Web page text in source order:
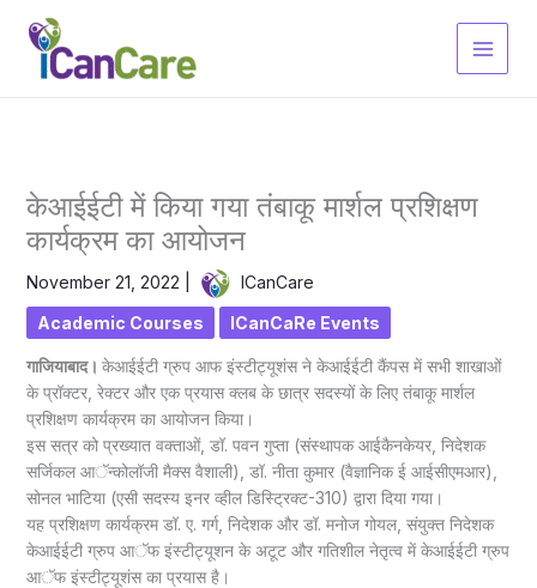
content
केआईईटी में किया गया तंबाकू मार्शल प्रशिक्षण
कार्यक्रम का आयोजन
November 21, 2022 ICanCare
Academic Courses ICanCaRe Events
गाजियाबाद। केआईईटी ग्रुप आफ इंस्टीट्यूशंस ने केआईईटी कैंपस में सभी शाखाओं
के प्रॉक्टर, रेक्टर और एक प्रयास क्लब के छात्र सदस्यों के लिए तंबाकू मार्शल
प्रशिक्षण कार्यक्रम का आयोजन किया।
इस सत्र को प्रख्यात वक्ताओं, डॉ. पवन गुप्ता (संस्थापक आईकैनकेयर, निदेशक
सर्जिकल आॅन्कोलॉजी मैक्स वैशाली), डॉ. नीता कुमार (वैज्ञानिक ई आईसीएमआर),
सोनल भाटिया (एसी सदस्य इनर व्हील डिस्ट्रिक्ट-310) द्वारा दिया गया।
यह प्रशिक्षण कार्यक्रम डॉ. ए. गर्ग, निदेशक और डॉ. मनोज गोयल, संयुक्त निदेशक
केआईईटी ग्रुप आॅफ इंस्टीट्यूशन के अटूट और गतिशील नेतृत्व में केआईईटी ग्रुप
आॅफ इंस्टीट्यूशंस का प्रयास है।